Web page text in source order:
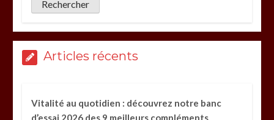
Articles récents
Vitalité au quotidien : découvrez notre banc
d’essai 2026 des 9 meilleurs compléments